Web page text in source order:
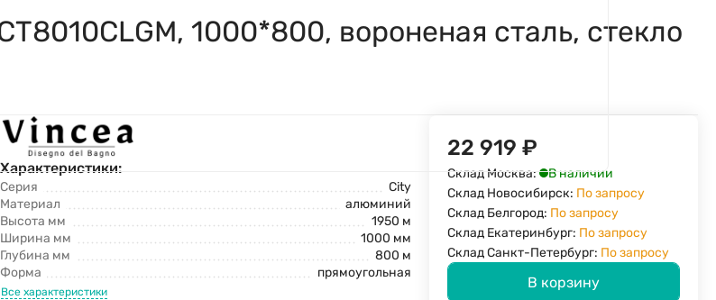
1000*800, вороненая сталь, стекло
Характеристики:
Серия
City
Материал
алюминий
Высота мм
1950 м
Ширина мм
1000 мм
Глубина мм
800 м
Форма
прямоугольная
Все характеристики
22 919₽
Склад Москва:
В наличии
Склад Новосибирск: По запросу
Склад Белгород: По запросу
Склад Екатеринбург: По запросу
Склад Санкт-Петербург: По запросу
В корзину